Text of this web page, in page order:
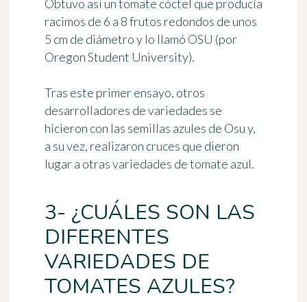
Obtuvo así un tomate cóctel que producía
racimos de 6 a 8 frutos redondos de unos
5 cm de diámetro y lo llamó OSU (por
Oregon Student University).
Tras este primer ensayo, otros
desarrolladores de variedades se
hicieron con las semillas azules de Osu y,
a su vez, realizaron cruces que dieron
lugar a otras variedades de tomate azul.
3- ¿CUÁLES SON LAS
DIFERENTES
VARIEDADES DE
TOMATES AZULES?